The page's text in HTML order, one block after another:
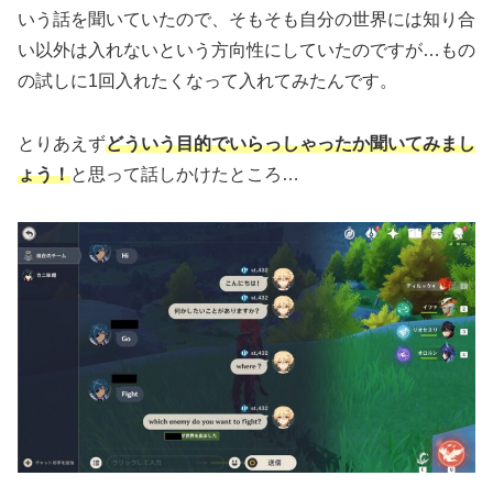
いう話を聞いていたので、そもそも自分の世界には知り合
い以外は入れないという方向性にしていたのですが…もの
の試しに1回入れたくなって入れてみたんです。
とりあえずどういう目的でいらっしゃったか聞いてみまし
ょう！と思って話しかけたところ…